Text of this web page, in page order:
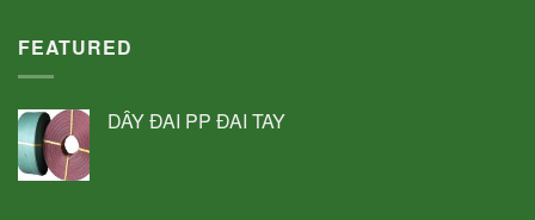
FEATURED
DÂY ĐAI PP ĐAI TAY